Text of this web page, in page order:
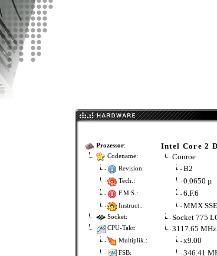
Prozessor: Intel Core 2
Codename: Conroe
Revision: B2
Tech.: 0.0650 µ
F.M.S.: 6.F.6
Instruct.: MMX
Socket: Socket 775
CPU-Takt: 3117.65 MHz
Multiplik.: x9.00
FSB: 346.41